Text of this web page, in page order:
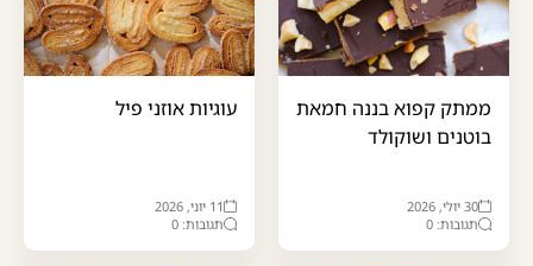
ממתק קפוא בננה חמאת
בוטנים ושוקולד
30 יולי, 2026
תגובות: 0
עוגיות אוזני פיל
11 יוני, 2026
תגובות: 0